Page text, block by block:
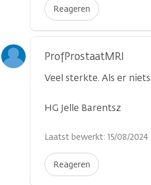
Reageren
ProfProstaatMRI
Veel sterkte. Als er
HG Jelle Barentsz
Laatst bewerkt: 15/08/2024
Reageren